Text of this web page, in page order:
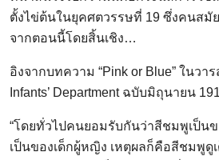
ตั้งไข่ต้นในยุคศตวรรษที่ 19 ซึ่งคนส
จากตอนนี้โดยสิ้นเชิง…
อิงจากบทความ “Pink or Blue” ในวาร
Infants’ Department ฉบับมิถุนายน
“โดยทั่วไปคนยอมรับกันว่าสีชมพูเป็น
เป็นของเด็กผู้หญิง เหตุผลก็คือสีชมพูดู